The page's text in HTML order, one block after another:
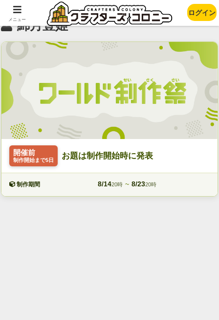
綿月豊姫
開催前
制作開始まで5日 お題は制作開始時に発表
制作期間 8/1420時 ~ 8/2320時
メニュー
ログイン